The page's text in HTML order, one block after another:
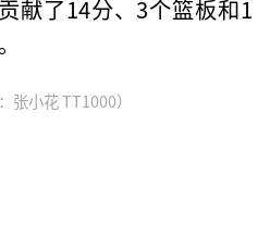
献了14分、3个篮板和1
张小花 TT1000）